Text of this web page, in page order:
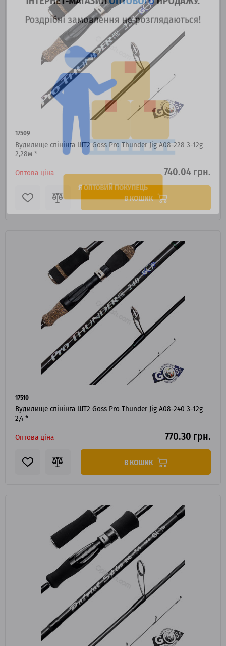
17509
Вудилище спінінга ШТ2 Goss Pro Thunder Jig A08-228 3-12g
2,28м *
Оптова ціна
740.04 грн.
В КОШИК
17510
Вудилище спінінга ШТ2 Goss Pro Thunder Jig A08-240 3-12g
2,4 *
Оптова ціна
770.30 грн.
В КОШИК
Роздрібні замовлення не розглядаються!
Я ОПТОВИЙ ПОКУПЕЦЬ